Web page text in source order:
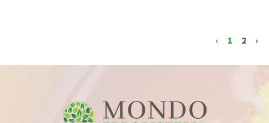
‹ 1 2 ›